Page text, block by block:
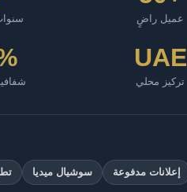
عميل راضٍ
UAE
تركيز محلي
سوشيال ميديا إعلانات مدفوعة